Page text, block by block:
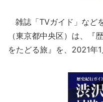
雑誌「TVガイド」など
（東京都中央区）は、
をたどる旅』を、2021年